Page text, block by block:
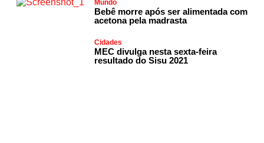
Mundo
Bebê morre após ser alimentada com
acetona pela madrasta
Cidades
MEC divulga nesta sexta-feira
resultado do Sisu 2021